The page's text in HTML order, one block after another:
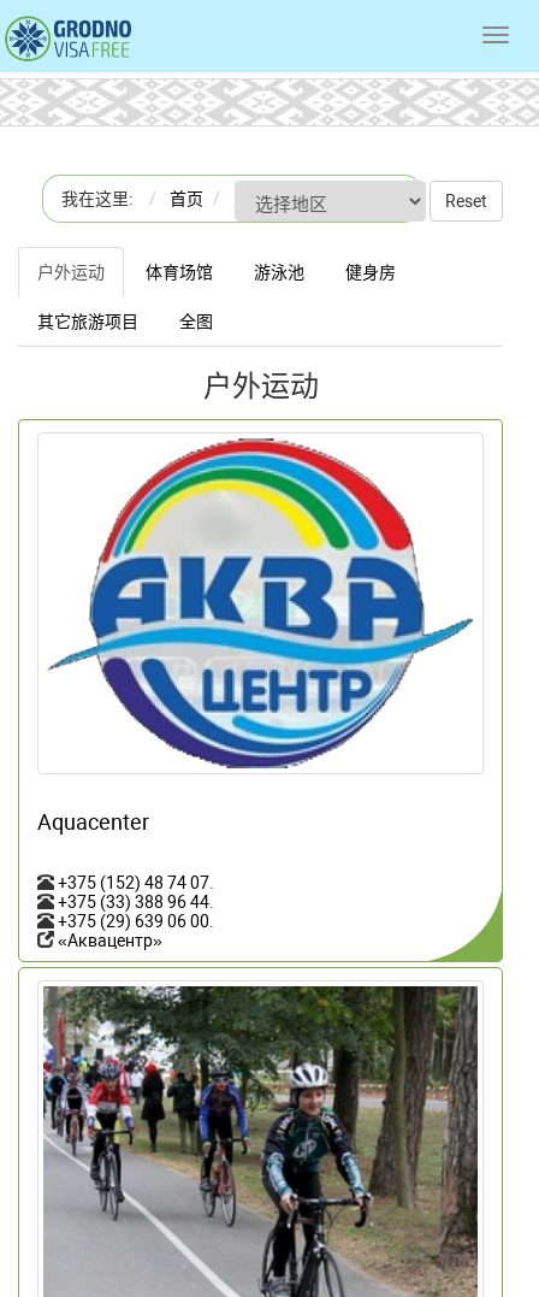
我在这里: 首页 户外运动 Reset
户外运动 体育场馆 游泳池 健身房
其它旅游项目 全图
户外运动
Aquacenter
+375 (152) 48 74 07.
+375 (33) 388 96 44.
+375 (29) 639 06 00.
«Аквацентр»